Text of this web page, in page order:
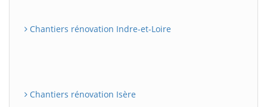
Chantiers rénovation Indre-et-Loire
Chantiers rénovation Isère